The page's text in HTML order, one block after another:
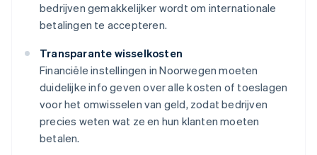
bedrijven gemakkelijker wordt om internationale
betalingen te accepteren.
Transparante wisselkosten
Financiële instellingen in Noorwegen moeten
duidelijke info geven over alle kosten of toeslagen
voor het omwisselen van geld, zodat bedrijven
precies weten wat ze en hun klanten moeten
betalen.